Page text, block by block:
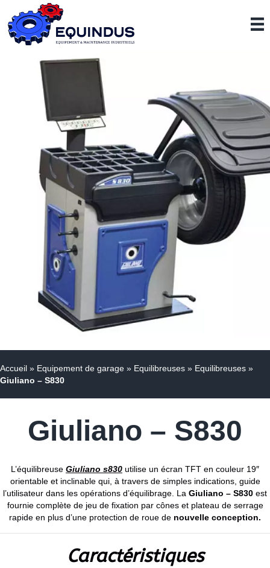
Accueil » Equipement de garage » Equilibreuses » Equilibreuses »
Giuliano – S830
Giuliano – S830
L’équilibreuse Giuliano s830 utilise un écran TFT en couleur 19″
orientable et inclinable qui, à travers de simples indications, guide
l’utilisateur dans les opérations d’équilibrage. La Giuliano – S830 est
fournie complète de jeu de fixation par cônes et plateau de serrage
rapide en plus d’une protection de roue de nouvelle conception.
Caractéristiques